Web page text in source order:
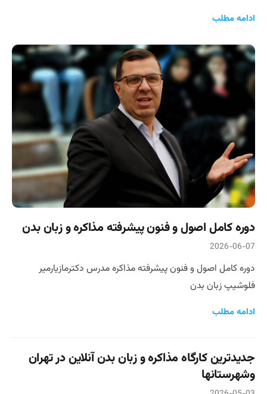
ادامه مطلب
دوره کامل اصول و فنون پیشرفته مذاکره و زبان بدن
2026-06-07
دوره کامل اصول و فنون پیشرفته مذاکره مدرس دکترمازیارمیر
فلوشیپ زبان بدن
ادامه مطلب
جدیدترین کارگاه مذاکره و زبان بدن آنلاین در تهران
وشهرستانها